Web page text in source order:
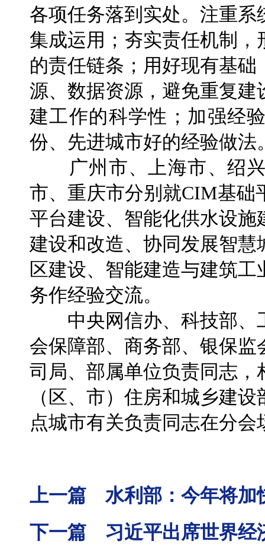
各项任务落到实处。注重
集成运用；夯实责任机制
的责任链条；用好现有基
源、数据资源，避免重复
建工作的科学性；加强经
份、先进城市好的经验做法
广州市、上海市、绍兴
市、重庆市分别就CIM基础
平台建设、智能化供水设
建设和改造、协同发展智
区建设、智能建造与建筑
务作经验交流。
中央网信办、科技部、
会保障部、商务部、银保
司局、部属单位负责同志
（区、市）住房和城乡建
点城市有关负责同志在分会
上一篇 水利部：今年将加
下一篇 习近平出席世界经